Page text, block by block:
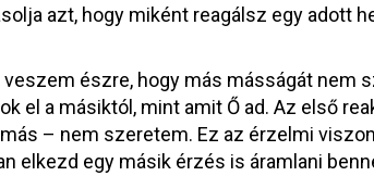
azt, hogy miként reagálsz egy adott
észre, hogy más másságát nem
el a másiktól, mint amit Ő ad. Az első
– nem szeretem. Ez az érzelmi
elkezd egy másik érzés is áramlani